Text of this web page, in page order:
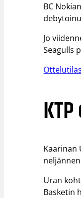
BC
Jo
Seagulls
Kaarinan
Uran
Basketin